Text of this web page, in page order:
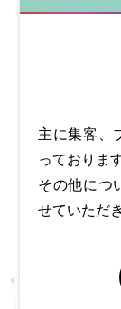
主に集客、
っておりま
その他につ
せていただ